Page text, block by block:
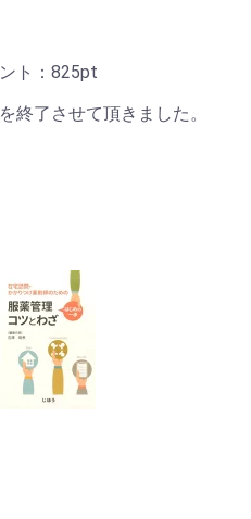
ト： 825pt
終了させて頂きました。